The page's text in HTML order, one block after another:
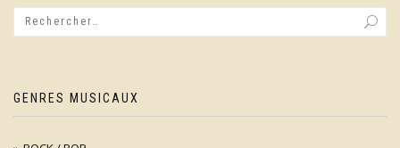
GENRES MUSICAUX